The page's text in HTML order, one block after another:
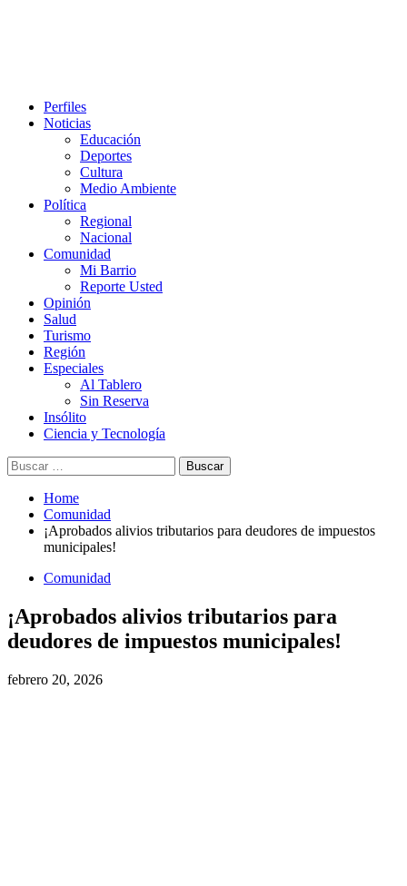
Primary
Menu
Perfiles
Noticias
Educación
Deportes
Cultura
Medio Ambiente
Política
Regional
Nacional
Comunidad
Mi Barrio
Reporte Usted
Opinión
Salud
Turismo
Región
Especiales
Al Tablero
Sin Reserva
Insólito
Ciencia y Tecnología
Buscar:
Home
Comunidad
¡Aprobados alivios tributarios para deudores de impuestos
municipales!
Comunidad
¡Aprobados alivios tributarios para
deudores de impuestos municipales!
febrero 20, 2026